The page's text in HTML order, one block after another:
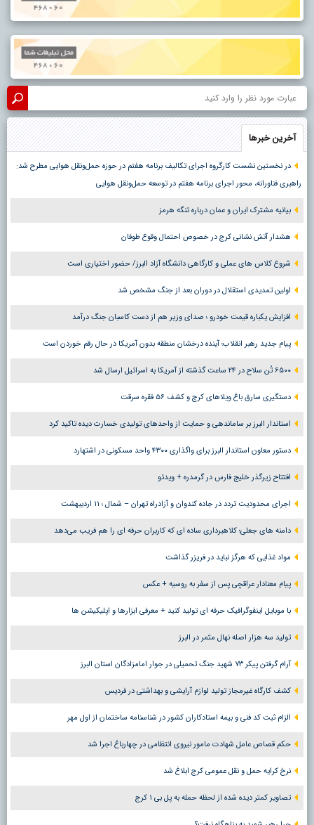
آخرین خبرها
در نخستین نشست کارگروه اجرای تکالیف برنامه هفتم در حوزه حمل‌ونقل هوایی مطرح شد:
راهبری فناورانه، محور اجرای برنامه هفتم در توسعه حمل‌ونقل هوایی
بیانیه مشترک ایران و عمان درباره تنگه هرمز
هشدار آتش نشانی کرج در خصوص احتمال وقوع طوفان
شروع کلاس های عملی و کارگاهی دانشگاه آزاد البرز/ حضور اختیاری است
اولین تمدیدی استقلال در دوران بعد از جنگ مشخص شد
افزایش یکباره قیمت خودرو ؛ صدای وزیر هم از دست کاسبان جنگ درآمد
پیام جدید رهبر انقلاب؛ آینده درخشان منطقه بدون آمریکا در حال رقم خوردن است
۶۵۰۰ تُن سلاح در ۲۴ ساعت گذشته از آمریکا به اسرائیل ارسال شد
دستگیری سارق باغ ویلاهای کرج و کشف ۵۶ فقره سرقت
استاندار البرز بر ساماندهی و حمایت از واحدهای تولیدی خسارت دیده تاکید کرد
دستور معاون استاندار البرز برای واگذاری ۴۳۰۰ واحد مسکونی در اشتهارد
افتتاح زیرگذر خلیج فارس در گرمدره + ویدئو
اجرای محدودیت تردد در جاده کندوان و آزادراه تهران – شمال ؛ ١١ اردیبهشت
دامنه های جعلی؛ کلاهبرداری ساده ای که کاربران حرفه ای را هم فریب می‌دهد
مواد غذایی که هرگز نباید در فریزر گذاشت
پیام معنادار عراقچی پس از سفر به روسیه + عکس
با موبایل اینفوگرافیک حرفه ای تولید کنید + معرفی ابزارها و اپلیکیشن ها
تولید سه هزار اصله نهال مثمر در البرز
آرام گرفتن پیکر ۷۳ شهید جنگ تحمیلی در جوار امامزادگان استان البرز
کشف کارگاه غیرمجاز تولید لوازم آرایشی و بهداشتی در فردیس
الزام ثبت کد فنی و بیمه استادکاران کشور در شناسنامه ساختمان از اول مهر
حکم قصاص عامل شهادت مامور نیروی انتظامی در چهارباغ اجرا شد
نرخ کرایه حمل و نقل عمومی کرج ابلاغ شد
تصاویر کمتر دیده شده از لحظه حمله به پل بی ۱ کرج